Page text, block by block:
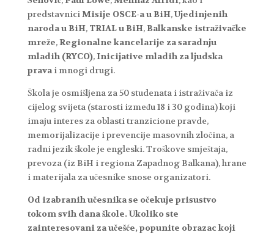
predstavnici Misije OSCE-a u BiH,Ujedinjenih
naroda u BiH, TRIAL u BiH,Balkanske istraživačke
mreže,Regionalne kancelarije za saradnju
mladih (RYCO),Inicijative mladih za ljudska
pravai mnogi drugi.
Škola je osmišljena za 50 studenata i istraživača iz
cijelog svijeta (starosti između 18 i 30 godina) koji
imaju interes za oblasti tranzicione pravde,
memorijalizacije i prevencije masovnih zločina, a
radni jezik škole je engleski. Troškove smještaja,
prevoza (iz BiH i regiona Zapadnog Balkana), hrane
i materijala za učesnike snose organizatori.
Od izabranih učesnika se očekuje prisustvo
tokom svih dana škole. Ukoliko ste
zainteresovani za učešće, popunite obrazac koji